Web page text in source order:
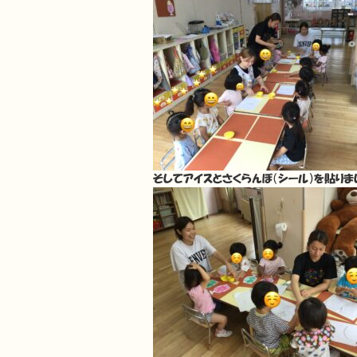
そしてアイスとさくらんぼ（シール）を貼りま